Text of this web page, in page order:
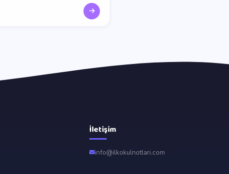
İletişim
info@ilkokulnotlari.com